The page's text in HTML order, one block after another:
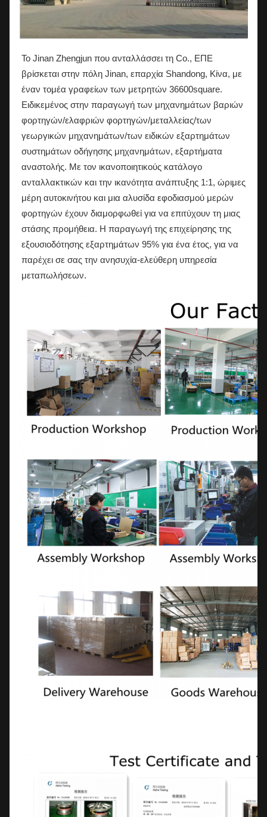
Το Jinan Zhengjun που ανταλλάσσει τη Co., ΕΠΕ
βρίσκεται στην πόλη Jinan, επαρχία Shandong, Κίνα, με
έναν τομέα γραφείων των μετρητών 36600square.
Ειδικεμένος στην παραγωγή των μηχανημάτων βαριών
φορτηγών/ελαφριών φορτηγών/μεταλλείας/των
γεωργικών μηχανημάτων/των ειδικών εξαρτημάτων
συστημάτων οδήγησης μηχανημάτων, εξαρτήματα
αναστολής. Με τον ικανοποιητικούς κατάλογο
ανταλλακτικών και την ικανότητα ανάπτυξης 1:1, ώριμες
μέρη αυτοκινήτου και μια αλυσίδα εφοδιασμού μερών
φορτηγών έχουν διαμορφωθεί για να επιτύχουν τη μιας
στάσης προμήθεια. Η παραγωγή της επιχείρησης της
εξουσιοδότησης εξαρτημάτων 95% για ένα έτος, για να
παρέχει σε σας την ανησυχία-ελεύθερη υπηρεσία
μεταπωλήσεων.